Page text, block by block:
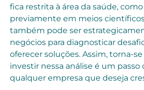
fica restrita à área da saúde,
previamente em meios
também pode ser
negócios para diagnosticar
oferecer soluções. Assim, torna-
investir nessa análise é um passo
qualquer empresa que deseja